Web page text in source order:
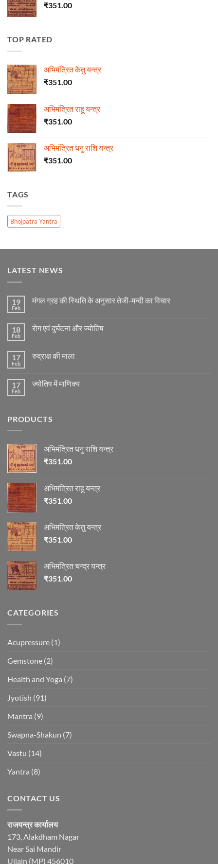
₹351.00
TOP RATED
अभिमंत्रित केतु यन्त्र
₹351.00
अभिमंत्रित राहू यन्त्र
₹351.00
अभिमंत्रित धनु राशि यन्त्र
₹351.00
TAGS
Bhojpatra Yantra
LATEST NEWS
19
Feb
मंगल ग्रह की स्थिति के अनुसार तेजी-मन्दी का विचार
मंगल
के
अनुसार
विचार
18
Feb
रोग एवं दुर्घटना और ज्योतिष
रोग
ज्योतिष
17
Feb
रुद्राक्ष की माला
रुद्राक्ष
17
Feb
ज्योतिष में माणिक्य
में
PRODUCTS
अभिमंत्रित धनु राशि यन्त्र
₹351.00
अभिमंत्रित राहू यन्त्र
₹351.00
अभिमंत्रित केतु यन्त्र
₹351.00
अभिमंत्रित चन्द्र यन्त्र
₹351.00
CATEGORIES
Acupressure (1)
Gemstone (2)
Health and Yoga (7)
Jyotish (91)
Mantra (9)
Swapna-Shakun (7)
Vastu (14)
Yantra (8)
CONTACT US
राजयन्त्र कार्यालय
173, Alakdham Nagar
Near Sai Mandir
Ujjain (MP) 456010